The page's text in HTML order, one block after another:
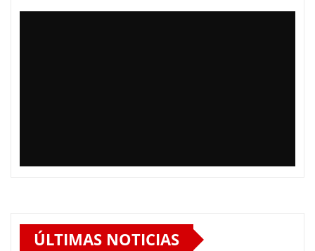
ÚLTIMAS NOTICIAS